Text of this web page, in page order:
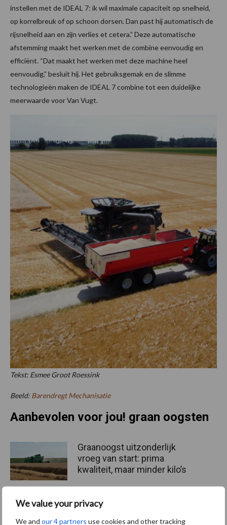
We value your privacy
We and our 4 partners use cookies and other tracking
instellen met de IDEAL 7: ik wil maximale capaciteit op snelheid,
op korrelbreuk of op schoon dorsen. Dan past hij automatisch de
rijsnelheid aan en zijn verlies et cetera.” Deze automatische
afstemming maakt het werken met de combine eenvoudig en
efficiënt. “Dat maakt het werken met deze machine heel
eenvoudig,” besluit hij. Het gebruiksgemak en de slimme
technologieën maken de IDEAL 7 combine tot een duidelijke
meerwaarde voor Van Vugt.
Tekst: Esmee Groot Roessink
Beeld: Barendregt Mechanisatie
Aanbevolen voor jou! graan oogsten
Graanoogst uitzonderlijk
vroeg van start: prima
kwaliteit, maar minder kilo’s